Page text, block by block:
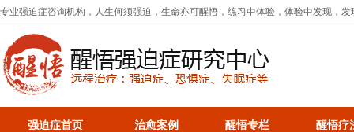
专业强迫症咨询机构，人生何须强迫，生命亦可醒悟，练习中体验，体验中发现，
强迫症首页 治愈案例 醒悟专栏 醒悟疗